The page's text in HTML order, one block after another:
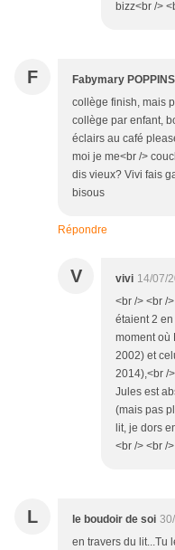
bizz<br />
F Fabymary POPPINS
collège finish, mais
collège par enfant,
éclairs au café
moi je me<br />
dis vieux? Vivi fais
bisous
Répondre
V vivi 14/07/
<br /> <br /
étaient 2
moment où
2002) et
2014),<br /
Jules est
(mais pas
lit, je dors
<br /> <br /
L le boudoir de soi
en travers du lit...Tu